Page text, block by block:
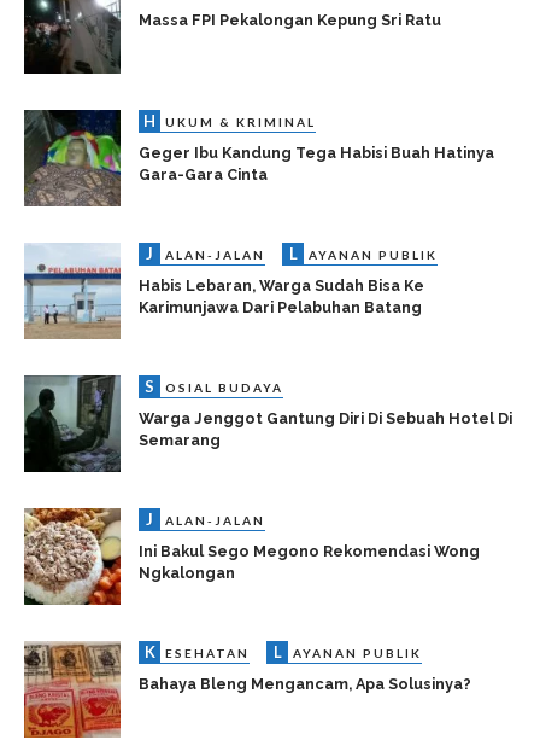
Massa FPI Pekalongan Kepung Sri Ratu
H UKUM & KRIMINAL
Geger Ibu Kandung Tega Habisi Buah Hatinya
Gara-Gara Cinta
J ALAN-JALAN L AYANAN PUBLIK
Habis Lebaran, Warga Sudah Bisa Ke
Karimunjawa Dari Pelabuhan Batang
S OSIAL BUDAYA
Warga Jenggot Gantung Diri Di Sebuah Hotel Di
Semarang
J ALAN-JALAN
Ini Bakul Sego Megono Rekomendasi Wong
Ngkalongan
K ESEHATAN L AYANAN PUBLIK
Bahaya Bleng Mengancam, Apa Solusinya?